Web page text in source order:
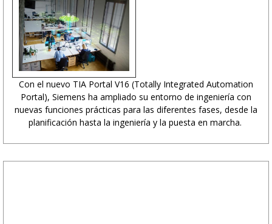
Con el nuevo TIA Portal V16 (Totally Integrated Automation
Portal), Siemens ha ampliado su entorno de ingeniería con
nuevas funciones prácticas para las diferentes fases, desde la
planificación hasta la ingeniería y la puesta en marcha.